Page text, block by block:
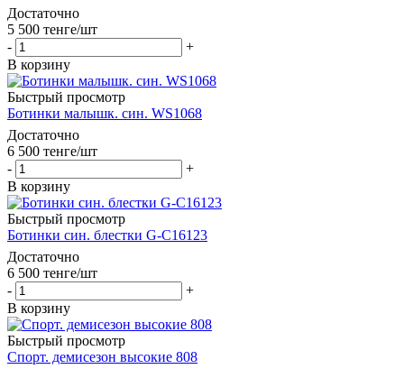
Достаточно
5 500 тенге/шт
-
+
В корзину
Быстрый просмотр
Ботинки малышк. син. WS1068
Достаточно
6 500 тенге/шт
-
+
В корзину
Быстрый просмотр
Ботинки син. блестки G-C16123
Достаточно
6 500 тенге/шт
-
+
В корзину
Быстрый просмотр
Спорт. демисезон высокие 808